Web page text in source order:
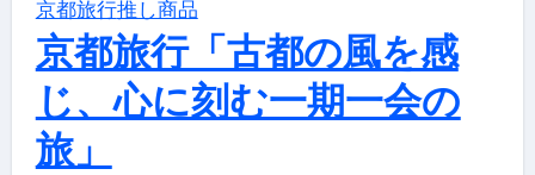
京都旅行推し商品
京都旅行「古都の風を感
じ、心に刻む一期一会の
旅」